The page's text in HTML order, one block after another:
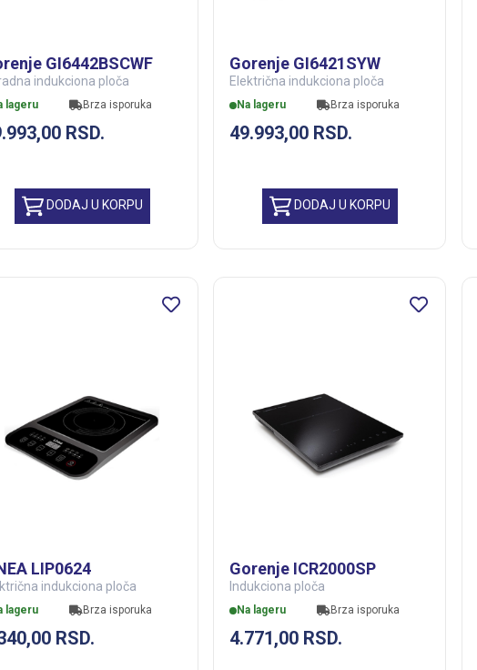
GI6442BSCWF
indukciona ploča
lageru Brza isporuka
RSD.
DODAJ U KORPU
Gorenje GI6421SYW
Električna indukciona ploča
Na lageru Brza isporuka
49.993,00 RSD.
DODAJ U KORPU
LIP0624
indukciona ploča
lageru Brza isporuka
RSD.
Gorenje ICR2000SP
Indukciona ploča
Na lageru Brza isporuka
4.771,00 RSD.